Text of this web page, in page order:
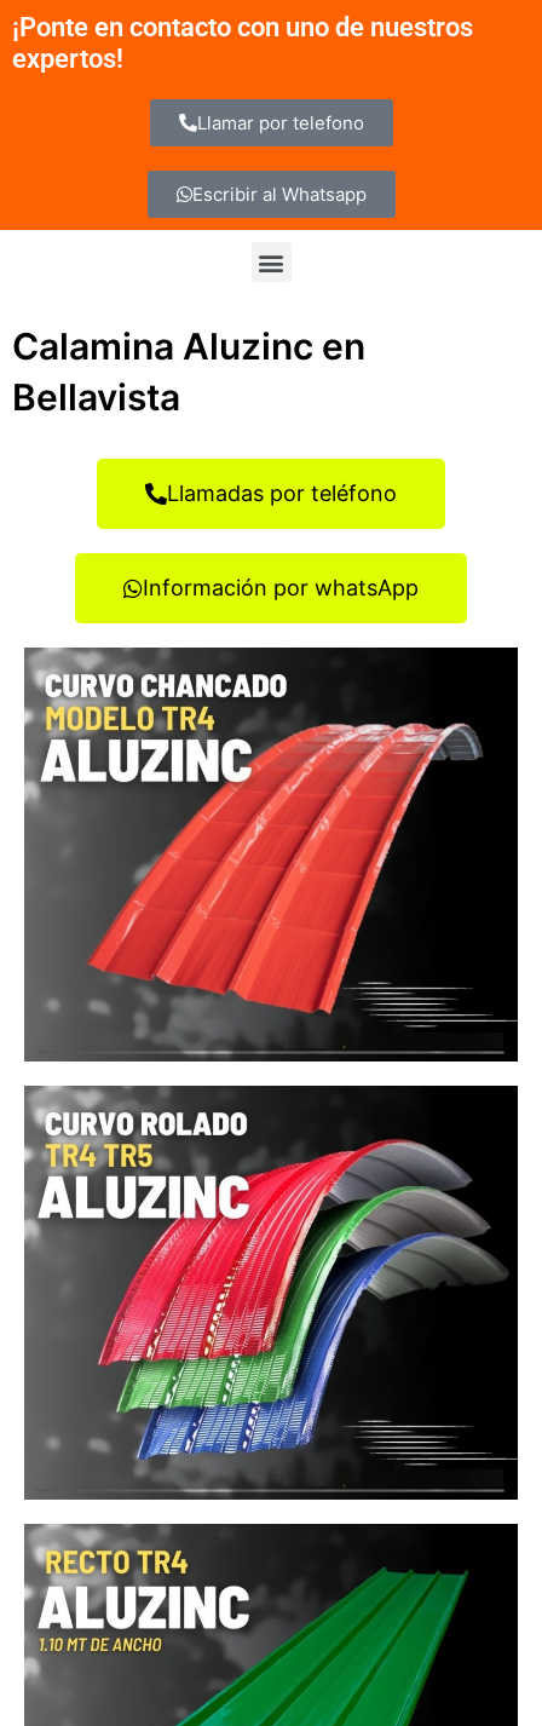
contenido
¡Ponte en contacto con uno de nuestros
expertos!
Llamar por telefono
Escribir al Whatsapp
Menu
Calamina Aluzinc en
Bellavista
Llamadas por teléfono
Información por whatsApp